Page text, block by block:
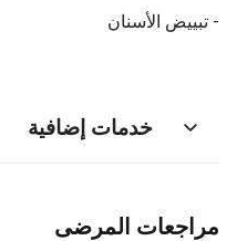
- تبييض الأسنان
خدمات إضافية
مراجعات المرضى